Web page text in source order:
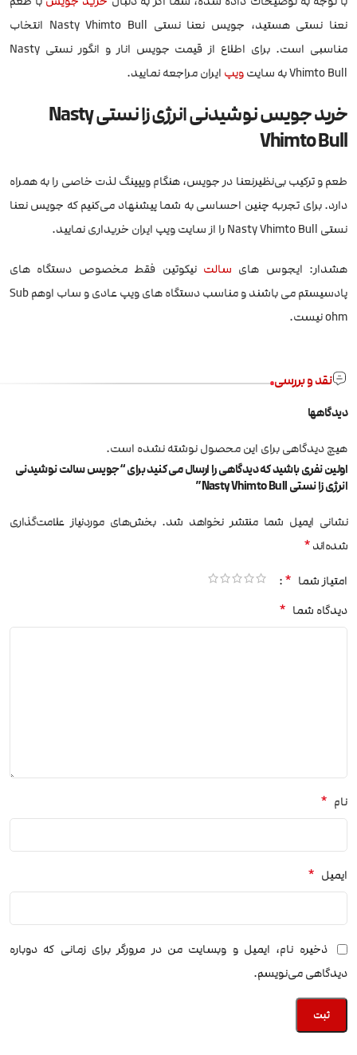
نعنا نستی هستید، جویس نعنا نستی Nasty Vhimto Bull انتخاب
مناسبی است. برای اطلاع از قیمت جویس انار و انگور نستی Nasty
Vhimto Bull به سایت
ویپ ایران مراجعه نمایید.
خرید جویس نوشیدنی انرژی زا نستی Nasty
Vhimto Bull
طعم و ترکیب بی‌نظیرنعنا در جویس، هنگام ویپینگ لذت خاصی را به همراه
دارد. برای تجربه چنین احساسی به شما پیشنهاد می‌کنیم که جویس نعنا
نستی Nasty Vhimto Bull را از سایت ویپ ایران خریداری نمایید.
هشدار: ایجوس های سالت نیکوتین فقط مخصوص دستگاه های
پادسیستم می باشند و مناسب دستگاه های ویپ عادی و ساب اوهم Sub
ohm نیست.
نقد و بررسی
دیدگاهها
هیچ دیدگاهی برای این محصول نوشته نشده است.
اولین نفری باشید که دیدگاهی را ارسال می کنید برای “جویس سالت نوشیدنی
انرژی زا نستی Nasty Vhimto Bull”
نشانی ایمیل شما منتشر نخواهد شد. بخش‌های موردنیاز علامت‌گذاری
شده‌اند*
امتیاز شما *
دیدگاه شما *
نام *
ایمیل *
ذخیره نام، ایمیل و وبسایت من در مرورگر برای زمانی که دوباره
دیدگاهی می‌نویسم.